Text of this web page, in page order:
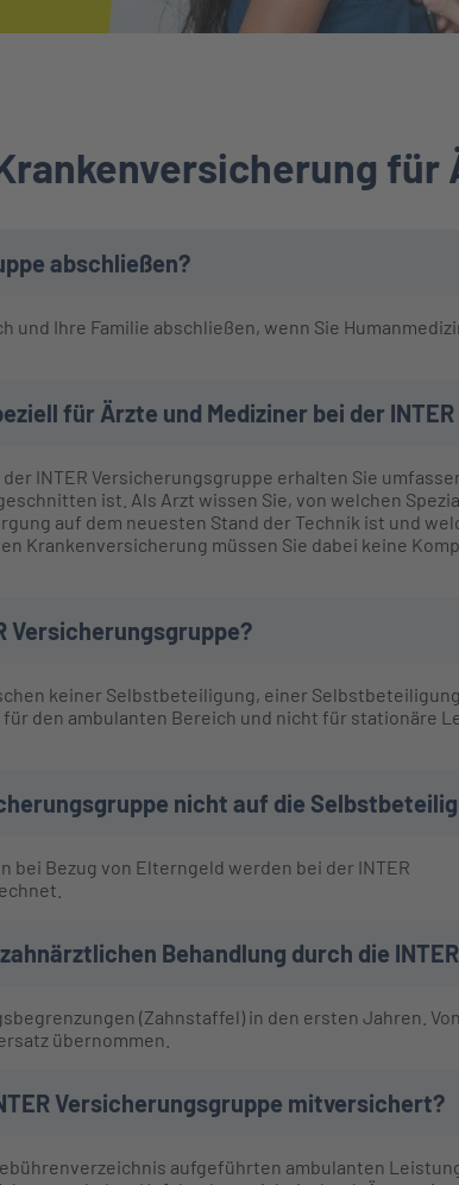
für
abschließen?
und Ihre Familie abschließen, wenn Sie
für Ärzte und Mediziner bei der
INTER Versicherungsgruppe erhalten Sie
ist. Als Arzt wissen Sie, von welchen
auf dem neuesten Stand der Technik ist und
Krankenversicherung müssen Sie dabei keine
Versicherungsgruppe?
keiner Selbstbeteiligung, einer
den ambulanten Bereich und nicht für stationäre
nicht auf die
Bezug von Elterngeld werden bei der INTER
Behandlung durch die
(Zahnstaffel) in den ersten Jahren.
übernommen.
Versicherungsgruppe mitversichert?
aufgeführten ambulanten